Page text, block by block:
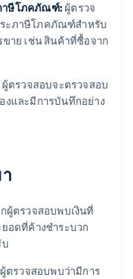
าษีโภคภัณฑ์: ผู้ตรวจ
ระภาษีโภคภัณฑ์สำหรับ
าย เช่น สินค้าที่ซื้อจาก
ตรวจสอบจะตรวจสอบ
งและมีการบันทึกอย่าง
ผู้ตรวจสอบพบเงินที่
อดที่ค้างชําระบวก
ตรวจสอบพบว่ามีการ